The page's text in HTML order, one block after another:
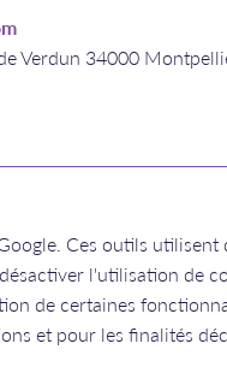
Verdun 34000
Ces outils
l'utilisation de
de certaines
et pour les finalités